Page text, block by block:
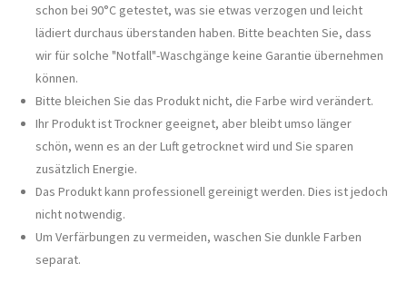
schon bei 90°C getestet, was sie etwas verzogen und leicht
lädiert durchaus überstanden haben. Bitte beachten Sie, dass
wir für solche "Notfall"-Waschgänge keine Garantie übernehmen
können.
Bitte bleichen Sie das Produkt nicht, die Farbe wird verändert.
Ihr Produkt ist Trockner geeignet, aber bleibt umso länger
schön, wenn es an der Luft getrocknet wird und Sie sparen
zusätzlich Energie.
Das Produkt kann professionell gereinigt werden. Dies ist jedoch
nicht notwendig.
Um Verfärbungen zu vermeiden, waschen Sie dunkle Farben
separat.